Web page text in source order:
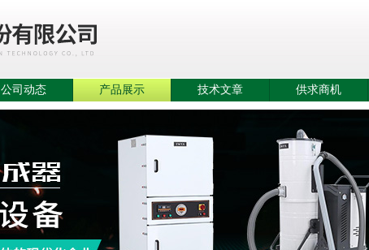
公司动态 产品展示 技术文章 供求商机